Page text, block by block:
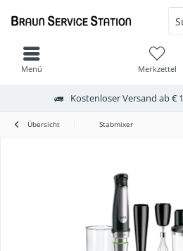
Kostenloser Versand ab €
Merkzettel
Menü
Übersicht Stabmixer